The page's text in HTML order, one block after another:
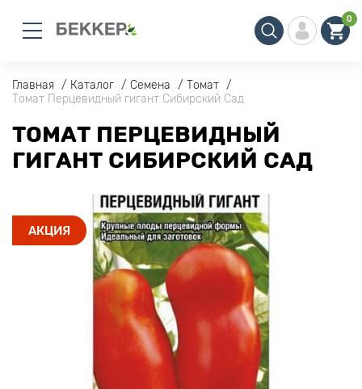
0
Главная Каталог Семена
Томат
Томат Перцевидный гигант Сибирский Сад
ТОМАТ ПЕРЦЕВИДНЫЙ
ГИГАНТ СИБИРСКИЙ САД
АКЦИЯ